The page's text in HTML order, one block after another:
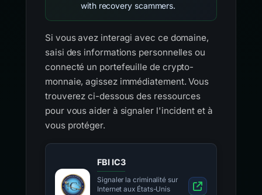
with recovery scammers.
Si vous avez interagi avec ce domaine,
saisi des informations personnelles ou
connecté un portefeuille de crypto-
monnaie, agissez immédiatement. Vous
trouverez ci-dessous des ressources
pour vous aider à signaler l'incident et à
vous protéger.
FBI IC3
Signaler la criminalité sur
Internet aux États-Unis